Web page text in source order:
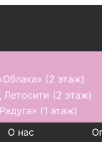
(2 этаж)
(2 этаж)
(1 этаж)
О нас